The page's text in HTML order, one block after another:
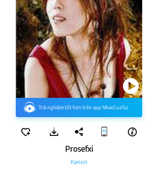
Trải nghiệm tốt hơn trên app NhacCuaTui
Prosefxi
Kanon